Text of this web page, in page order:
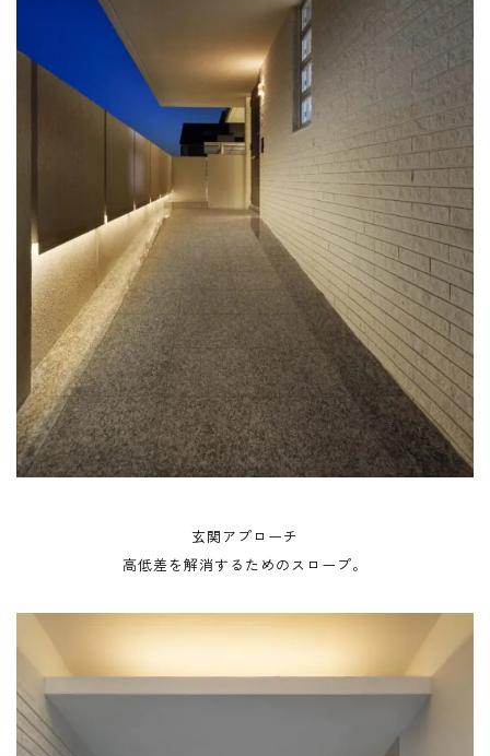
玄関アプローチ
高低差を解消するためのスロープ。